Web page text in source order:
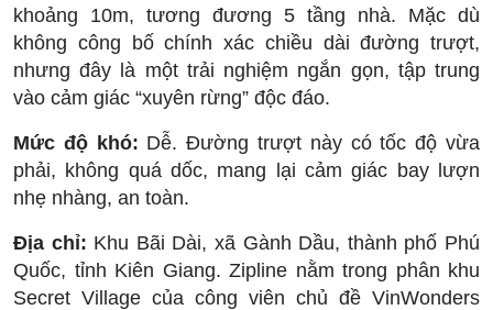
khoảng 10m, tương đương 5 tầng nhà. Mặc dù
không công bố chính xác chiều dài đường trượt,
nhưng đây là một trải nghiệm ngắn gọn, tập trung
vào cảm giác “xuyên rừng” độc đáo.
Mức độ khó: Dễ. Đường trượt này có tốc độ vừa
phải, không quá dốc, mang lại cảm giác bay lượn
nhẹ nhàng, an toàn.
Địa chỉ: Khu Bãi Dài, xã Gành Dầu, thành phố Phú
Quốc, tỉnh Kiên Giang. Zipline nằm trong phân khu
Secret Village của công viên chủ đề VinWonders